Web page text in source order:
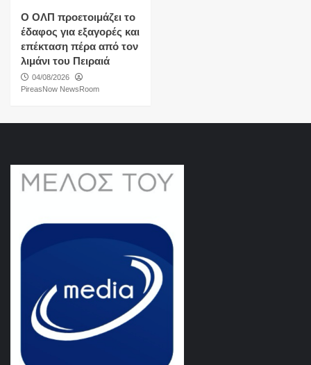
O ΟΛΠ προετοιμάζει το
έδαφος για εξαγορές και
επέκταση πέρα από τον
λιμάνι του Πειραιά
04/08/2026
PireasNow NewsRoom